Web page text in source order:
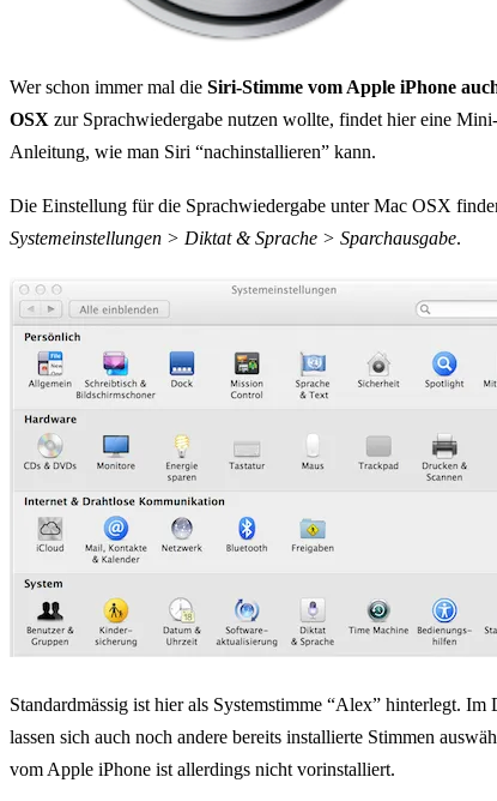
Wer schon immer mal die Siri-Stimme vom Apple iPhone
OSX zur Sprachwiedergabe nutzen wollte, findet hier eine
Anleitung, wie man Siri “nachinstallieren” kann.
Die Einstellung für die Sprachwiedergabe unter Mac OSX
Systemeinstellungen > Diktat & Sprache > Sparchausgabe.
Standardmässig ist hier als Systemstimme “Alex” hinterlegt.
lassen sich auch noch andere bereits installierte Stimmen
vom Apple iPhone ist allerdings nicht vorinstalliert.